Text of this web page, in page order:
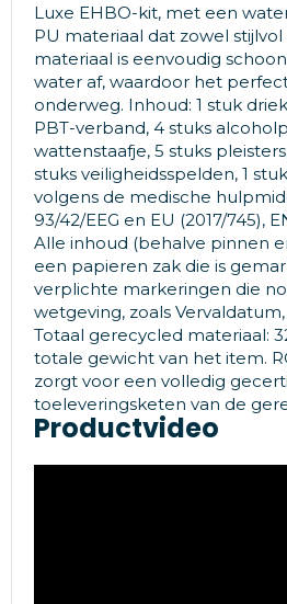
Luxe EHBO-kit, met een
PU materiaal dat zowel stijlvol
materiaal is eenvoudig
water af, waardoor het
onderweg. Inhoud: 1 stuk
PBT-verband, 4 stuks
wattenstaafje, 5 stuks
stuks veiligheidsspelden, 1
volgens de medische
93/42/EEG en EU (2017/745),
Alle inhoud (behalve pinnen
een papieren zak die is
verplichte markeringen die
wetgeving, zoals
Totaal gerecycled materiaal:
totale gewicht van het item.
zorgt voor een volledig
toeleveringsketen van de
Productvideo